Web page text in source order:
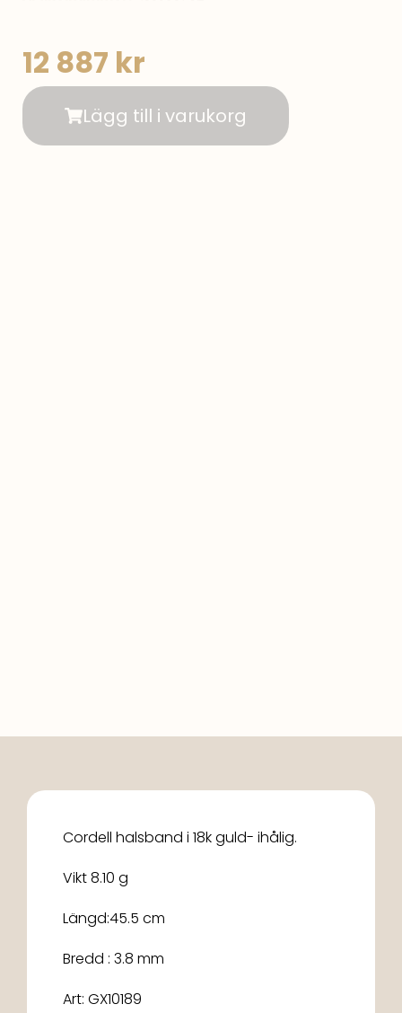
12 887 kr
Lägg till i varukorg
Cordell halsband i 18k guld- ihålig.
Vikt 8.10 g
Längd:45.5 cm
Bredd : 3.8 mm
Art: GX10189